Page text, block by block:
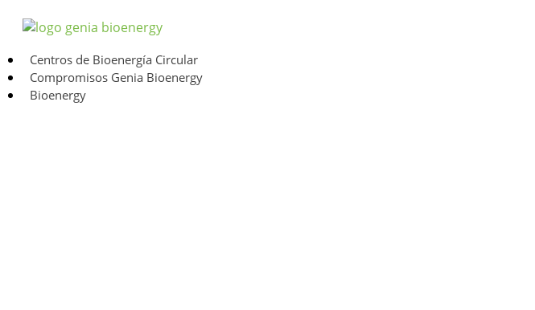
Centros de Bioenergía Circular
Compromisos Genia Bioenergy
Bioenergy